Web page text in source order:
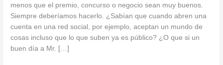
menos que el premio, concurso o negocio sean muy buenos.
Siempre deberíamos hacerlo. ¿Sabían que cuando abren una
cuenta en una red social, por ejemplo, aceptan un mundo de
cosas incluso que lo que suben ya es público? ¿O que si un
buen día a Mr. […]